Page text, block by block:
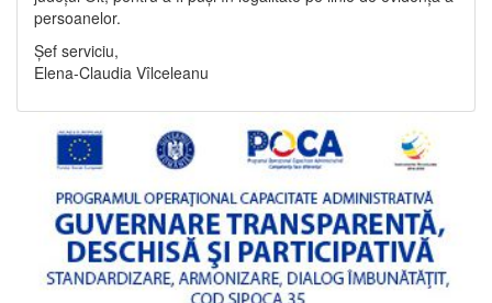
persoanelor.
Șef serviciu,
Elena-Claudia Vîlceleanu